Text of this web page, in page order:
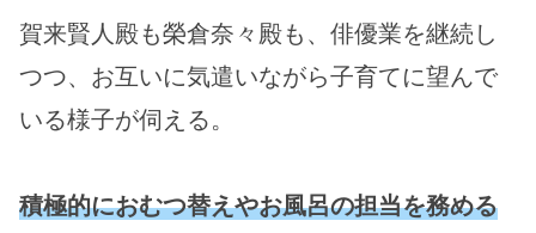
賀来賢人殿も榮倉奈々殿も、俳優業を継続し
つつ、お互いに気遣いながら子育てに望んで
いる様子が伺える。
積極的におむつ替えやお風呂の担当を務める